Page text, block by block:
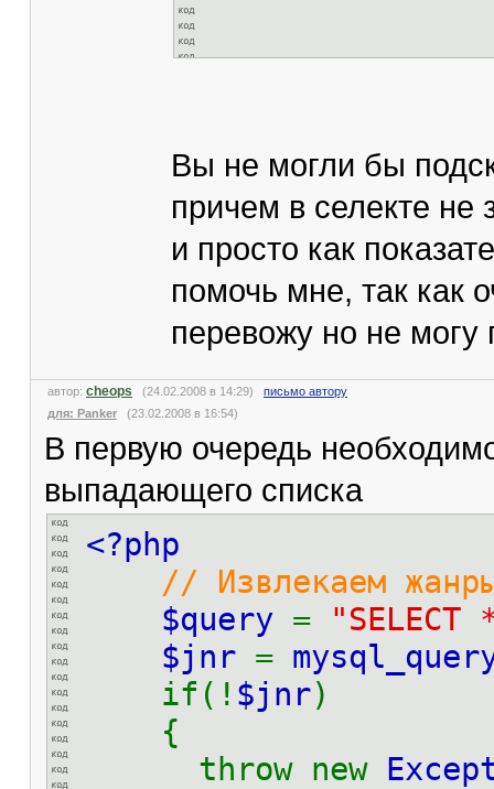
Вы не могли бы
причем в селекте не
и просто как
помочь мне, так как
перевожу но не могу
автор: cheops (24.02.2008 в 14:29) письмо автору
для: Panker (23.02.2008 в 16:54)
В первую очередь
выпадающего списка
<?php
// Извлекаем
$query =
"SELECT
$jnr =
if(! $jnr)
{
throw new